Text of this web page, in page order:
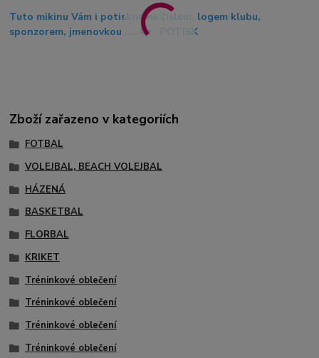
Tuto mikinu Vám i potiskneme číslem, logem klubu,
sponzorem, jmenovkou .... viz. POTISK
Zboží zařazeno v kategoriích
FOTBAL
VOLEJBAL, BEACH VOLEJBAL
HÁZENÁ
BASKETBAL
FLORBAL
KRIKET
Tréninkové oblečení
Tréninkové oblečení
Tréninkové oblečení
Tréninkové oblečení